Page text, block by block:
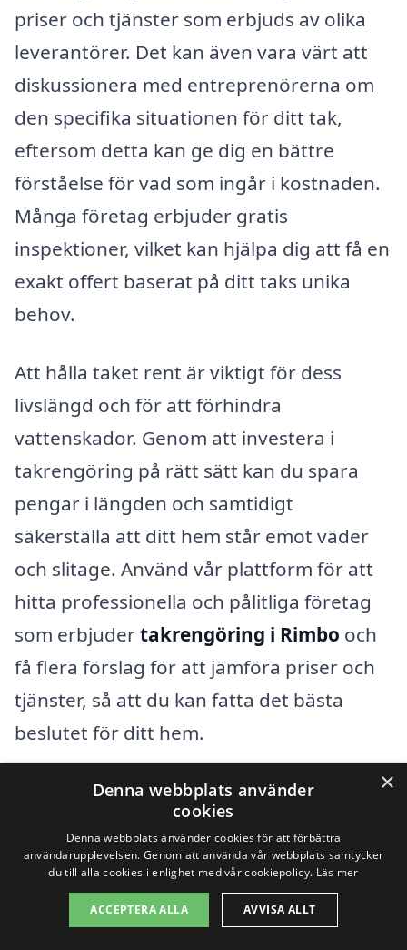
priser och tjänster som erbjuds av olika
leverantörer. Det kan även vara värt att
diskussionera med entreprenörerna om
den specifika situationen för ditt tak,
eftersom detta kan ge dig en bättre
förståelse för vad som ingår i kostnaden.
Många företag erbjuder gratis
inspektioner, vilket kan hjälpa dig att få en
exakt offert baserat på ditt taks unika
behov.
Att hålla taket rent är viktigt för dess
livslängd och för att förhindra
vattenskador. Genom att investera i
takrengöring på rätt sätt kan du spara
pengar i längden och samtidigt
säkerställa att ditt hem står emot väder
och slitage. Använd vår plattform för att
hitta professionella och pålitliga företag
som erbjudertakrengöring i Rimbo och
få flera förslag för att jämföra priser och
tjänster, så att du kan fatta det bästa
beslutet för ditt hem.
Få 3 erbjudanden, gratis och utan
förpliktelser
Sök efter en
×
Denna webbplats använder
cookies
Denna webbplats använder cookies för att förbättra
användarupplevelsen. Genom att använda vår webbplats samtycker
du till alla cookies i enlighet med vår cookiepolicy. Läs mer
ACCEPTERA ALLA AVVISA ALLT